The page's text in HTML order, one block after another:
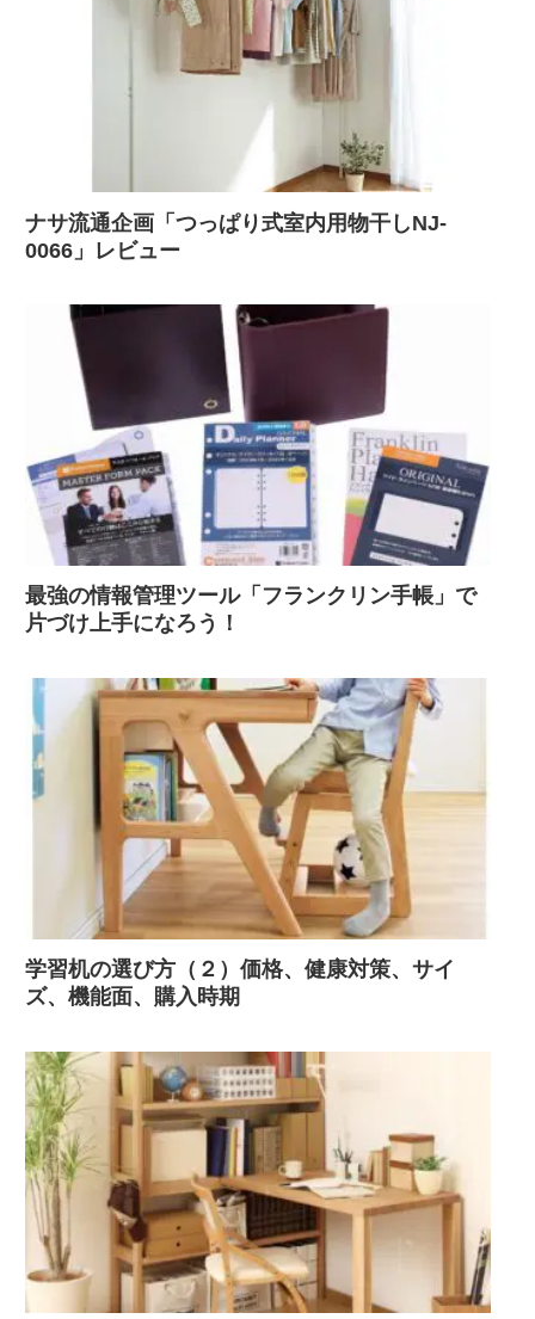
ナサ流通企画「つっぱり式室内用物干しNJ-
0066」レビュー
最強の情報管理ツール「フランクリン手帳」で
片づけ上手になろう！
学習机の選び方（２）価格、健康対策、サイ
ズ、機能面、購入時期